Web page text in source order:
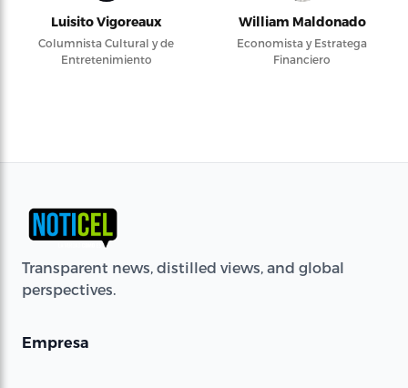
Luisito Vigoreaux
Columnista Cultural y de
Entretenimiento
William Maldonado
Economista y Estratega
Financiero
Transparent news, distilled views, and global
perspectives.
Empresa